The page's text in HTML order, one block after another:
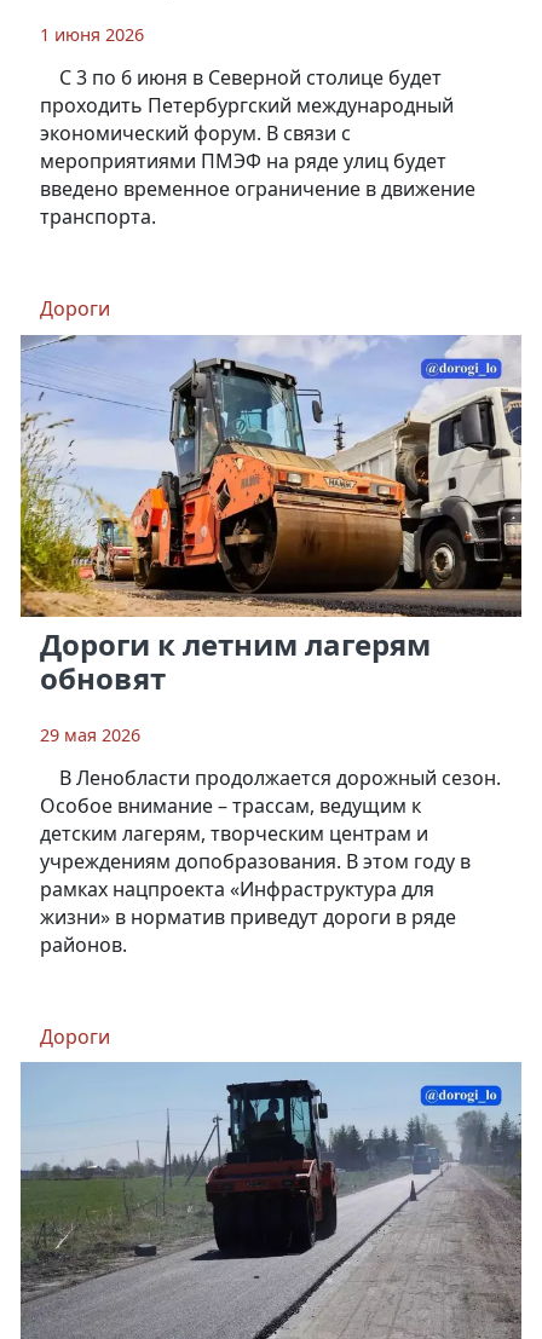
1 июня 2026
С 3 по 6 июня в Северной столице будет
проходить Петербургский международный
экономический форум. В связи с
мероприятиями ПМЭФ на ряде улиц будет
введено временное ограничение в движение
транспорта.
Дороги
Дороги к летним лагерям
обновят
29 мая 2026
В Ленобласти продолжается дорожный сезон.
Особое внимание – трассам, ведущим к
детским лагерям, творческим центрам и
учреждениям допобразования. В этом году в
рамках нацпроекта «Инфраструктура для
жизни» в норматив приведут дороги в ряде
районов.
Дороги